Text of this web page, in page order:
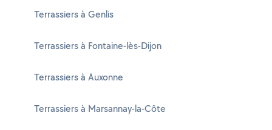
Terrassiers à Genlis
Terrassiers à Fontaine-lès-Dijon
Terrassiers à Auxonne
Terrassiers à Marsannay-la-Côte